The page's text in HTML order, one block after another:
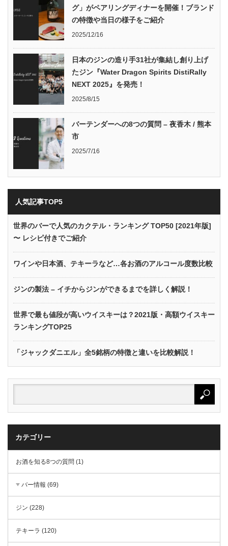
グ」がペアリングディナーを開催！ブランド
の特徴や当日の様子をご紹介
2025/12/16
日本のジンの造り手31社が集結し創り上げ
たジン『Water Dragon Spirits DistiRally
NEXT 2025』を発売！
2025/8/15
バーテンダーへの8つの質問 – 夜香木 / 熊本
市
2025/7/16
人気記事TOP5
世界のバーで人気のカクテル・ランキング TOP50 [2021年版]
〜 レシピ付きでご紹介
ワインや日本酒、テキーラなど…各お酒のアルコール度数比較
ジンの製法 – イチからジンができるまでを詳しく解説！
世界で最も値段が高いウイスキーは？2021版・高額ウイスキー
ランキングTOP25
「ジャックダニエル」全5銘柄の特徴と違いを比較解説！
カテゴリー
お酒を知る8つの質問 (1)
バー情報 (69)
ジン (228)
テキーラ (120)